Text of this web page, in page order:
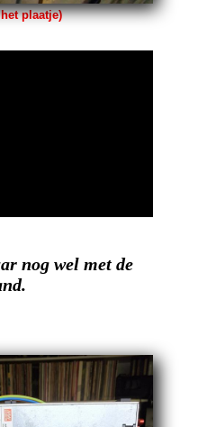
plaatje)
nog wel met de